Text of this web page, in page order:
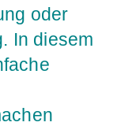
oder
In diesem